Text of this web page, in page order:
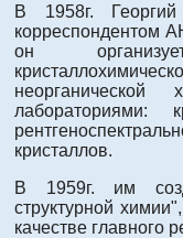
В 1958г.
корреспондентом
он
лабораториями:
кристаллов.
В 1959г. им
структурной
качестве главного